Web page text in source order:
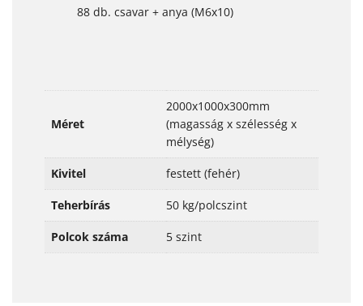
88 db. csavar + anya (M6x10)
Méret
2000x1000x300mm
(magasság x szélesség x
mélység)
Kivitel festett (fehér)
Teherbírás 50 kg/polcszint
Polcok száma 5 szint